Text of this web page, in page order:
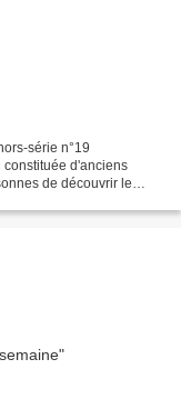
série n°19
d'anciens
de découvrir le